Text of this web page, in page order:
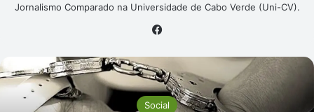
Jornalismo Comparado na Universidade de Cabo Verde (Uni-CV).
Social